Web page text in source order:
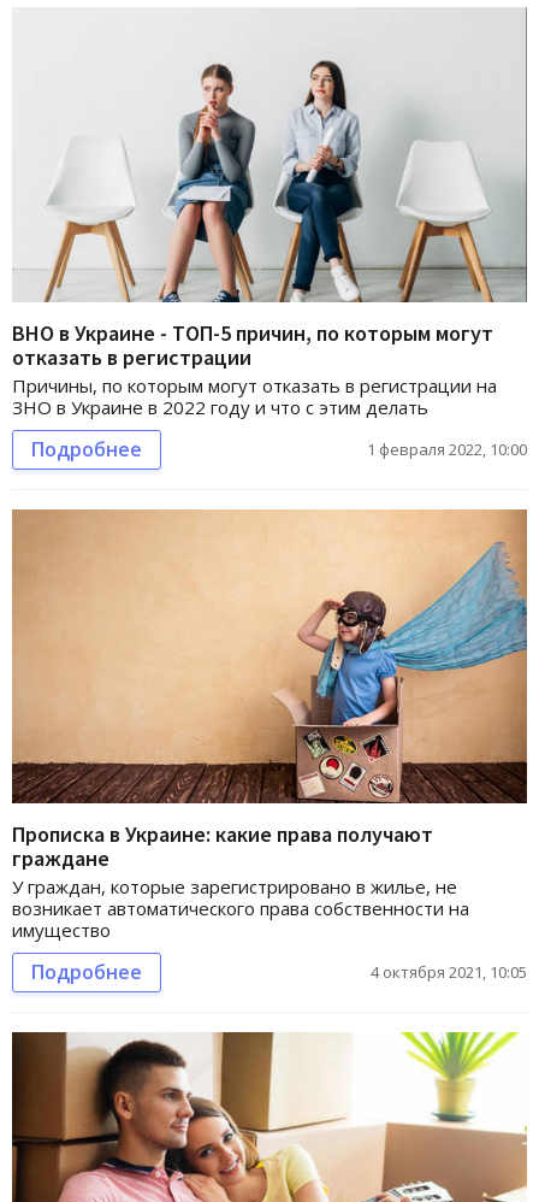
ВНО в Украине - ТОП-5 причин, по которым могут
отказать в регистрации
Причины, по которым могут отказать в регистрации на
ЗНО в Украине в 2022 году и что с этим делать
Подробнее 1 февраля 2022, 10:00
Прописка в Украине: какие права получают
граждане
У граждан, которые зарегистрировано в жилье, не
возникает автоматического права собственности на
имущество
Подробнее 4 октября 2021, 10:05